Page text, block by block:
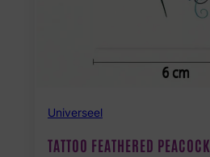
Universeel
TATTOO FEATHERED PEACOCK